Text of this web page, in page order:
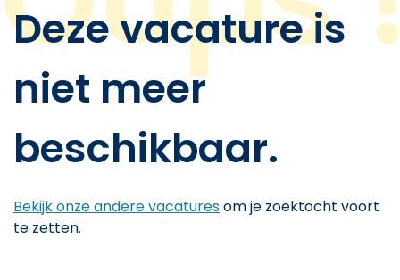
Deze vacature is
niet meer
beschikbaar.
Bekijk onze andere vacaturesom je zoektocht voort
te zetten.